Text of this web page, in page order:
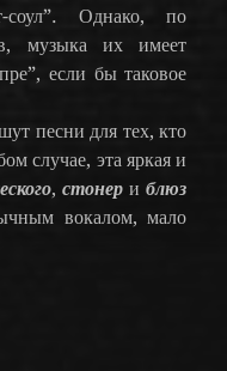
соул”. Однако, по
музыка их имеет
если бы таковое
песни для тех, кто
случае, эта яркая и
,стонер иблюз
вокалом, мало